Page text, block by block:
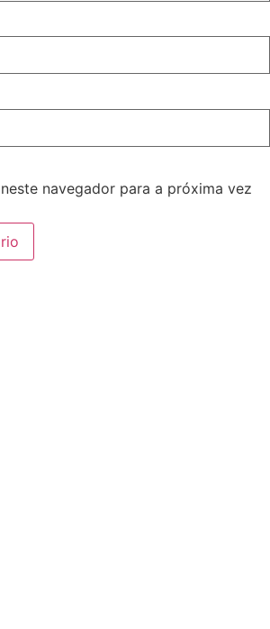
navegador para a próxima vez